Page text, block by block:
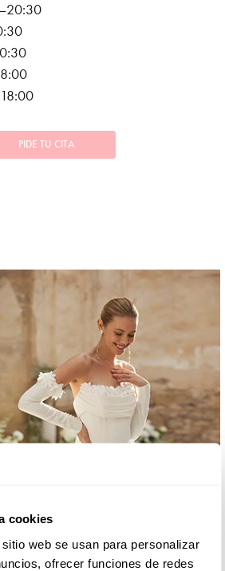
cookies
web se usan para personalizar
ofrecer funciones de redes
PIDE TU CITA